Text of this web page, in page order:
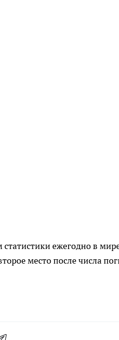
ежегодно в
место после числа